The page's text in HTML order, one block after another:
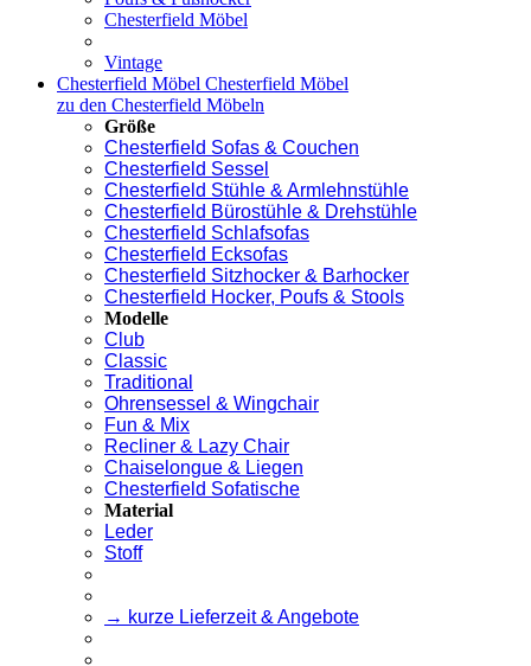
Chesterfield Möbel
Vintage
Chesterfield Möbel Chesterfield Möbel
zu den Chesterfield Möbeln
Größe
Chesterfield Sofas & Couchen
Chesterfield Sessel
Chesterfield Stühle & Armlehnstühle
Chesterfield Bürostühle & Drehstühle
Chesterfield Schlafsofas
Chesterfield Ecksofas
Chesterfield Sitzhocker & Barhocker
Chesterfield Hocker, Poufs & Stools
Modelle
Club
Classic
Traditional
Ohrensessel & Wingchair
Fun & Mix
Recliner & Lazy Chair
Chaiselongue & Liegen
Chesterfield Sofatische
Material
Leder
Stoff
→ kurze Lieferzeit & Angebote